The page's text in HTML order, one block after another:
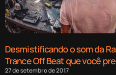
Desmistificando o som da
Trance Off Beat que você
27 de setembro de 2017